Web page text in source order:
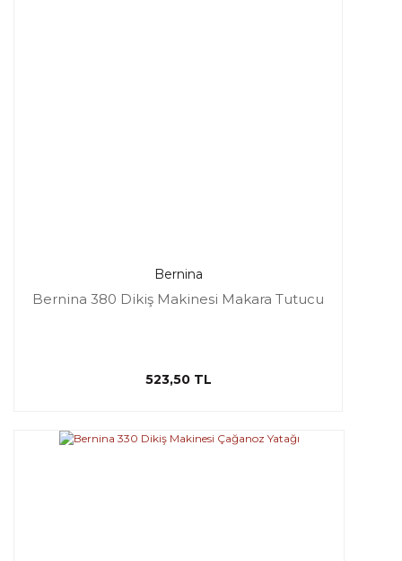
Bernina
Bernina 380 Dikiş Makinesi Makara Tutucu
523,50 TL